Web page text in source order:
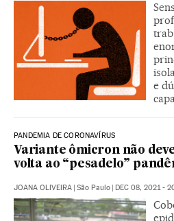
e
PANDEMIA DE CORONAVÍRUS
Variante ômicron não
volta ao “pesadelo”
JOANA OLIVEIRA São Paulo DEC 08, 2021 -